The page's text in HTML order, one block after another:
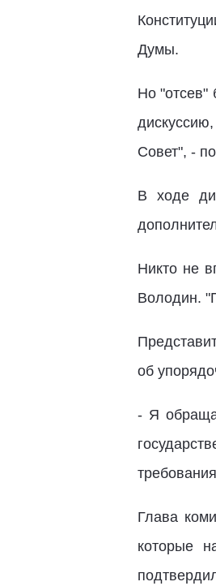
Думы.
Но "отсев"
Совет", -
В ходе
Никто не
Володин.
об
- Я
Глава
которые